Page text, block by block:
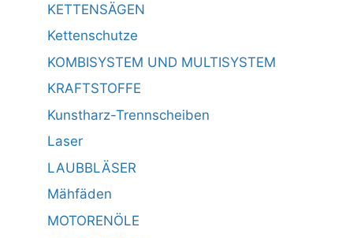
KETTENSÄGEN
Kettenschutze
KOMBISYSTEM UND MULTISYSTEM
KRAFTSTOFFE
Kunstharz-Trennscheiben
Laser
LAUBBLÄSER
Mähfäden
MOTORENÖLE